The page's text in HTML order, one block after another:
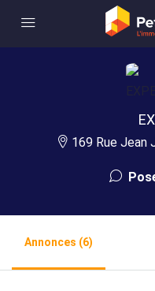
169 Rue Jean
Annonces (6)